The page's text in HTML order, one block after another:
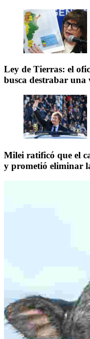
Ley de Tierras: el
busca destrabar una
Milei ratificó que el
y prometió eliminar